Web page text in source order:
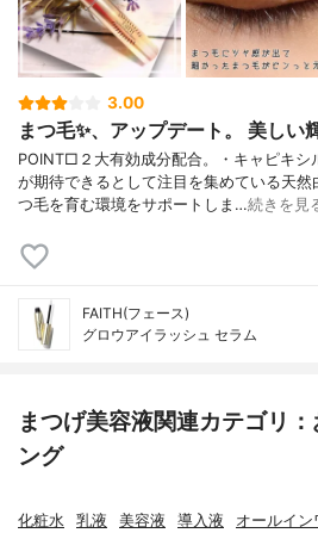
3.00
まつ毛✨、アップデート。 美し
POINT□２大有効成分配合。・キャピキシ
が期待できるとして注目を集めている天然
つ毛を育む環境をサポートしま…続きを見
FAITH(フェース)
グロウアイラッシュ セラム
まつげ美容液関連カテゴリ
ング
化粧水 乳液 美容液 導入液 オールイン